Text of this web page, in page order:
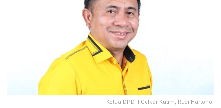
Ketua DPD II Golkar Kutim, Rudi Hartono.